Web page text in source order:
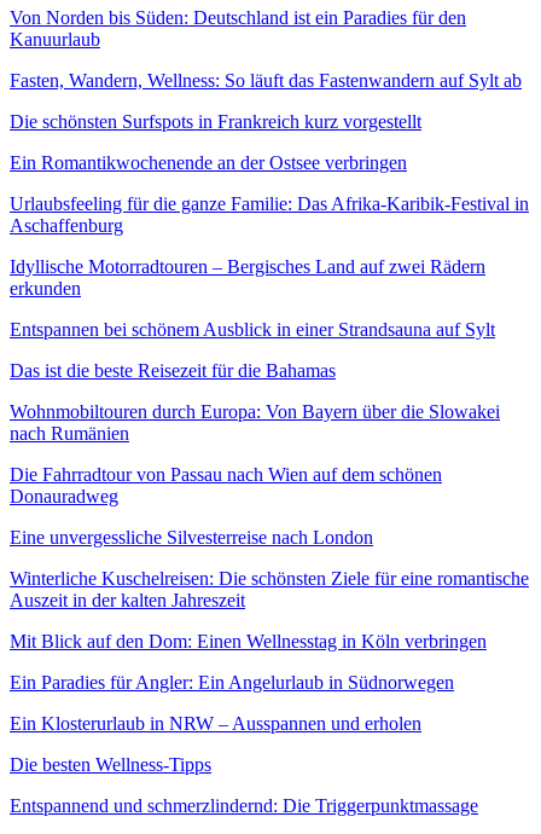
Von Norden bis Süden: Deutschland ist ein Paradies für den
Kanuurlaub
Fasten, Wandern, Wellness: So läuft das Fastenwandern auf Sylt ab
Die schönsten Surfspots in Frankreich kurz vorgestellt
Ein Romantikwochenende an der Ostsee verbringen
Urlaubsfeeling für die ganze Familie: Das Afrika-Karibik-Festival in
Aschaffenburg
Idyllische Motorradtouren – Bergisches Land auf zwei Rädern
erkunden
Entspannen bei schönem Ausblick in einer Strandsauna auf Sylt
Das ist die beste Reisezeit für die Bahamas
Wohnmobiltouren durch Europa: Von Bayern über die Slowakei
nach Rumänien
Die Fahrradtour von Passau nach Wien auf dem schönen
Donauradweg
Eine unvergessliche Silvesterreise nach London
Winterliche Kuschelreisen: Die schönsten Ziele für eine romantische
Auszeit in der kalten Jahreszeit
Mit Blick auf den Dom: Einen Wellnesstag in Köln verbringen
Ein Paradies für Angler: Ein Angelurlaub in Südnorwegen
Ein Klosterurlaub in NRW – Ausspannen und erholen
Die besten Wellness-Tipps
Entspannend und schmerzlindernd: Die Triggerpunktmassage